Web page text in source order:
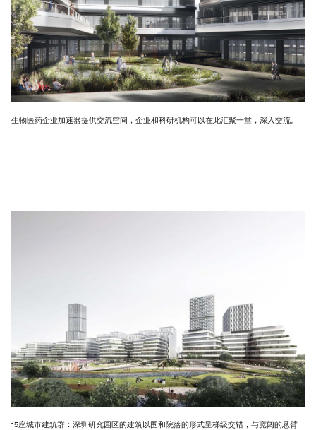
生物医药企业加速器提供交流空间，企业和科研机构可以在此汇聚一堂，深入交流。
15座城市建筑群：深圳研究园区的建筑以围和院落的形式呈梯级交错，与宽阔的悬臂